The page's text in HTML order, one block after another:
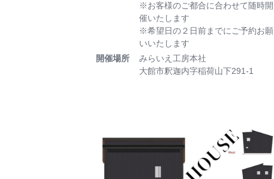
※お客様のご都合に合わせて随時開
催いたします
※希望日の２日前までにご予約お願
いいたします
開催場所
みらいえ工房本社
大館市釈迦内字稲荷山下291-1